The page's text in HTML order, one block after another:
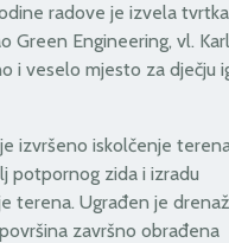
radove je izvela tvrtka
Green Engineering, vl.
i veselo mjesto za dječju
izvršeno iskolčenje
potpornog zida i izradu
terena. Ugrađen je
završno obrađena